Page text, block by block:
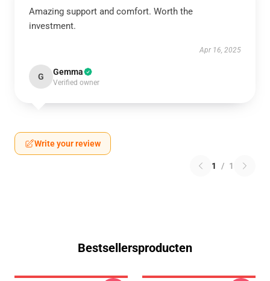
Amazing support and comfort. Worth the
investment.
Apr 16, 2025
G Gemma
Verified owner
Write your review
1 / 1
Bestsellersproducten